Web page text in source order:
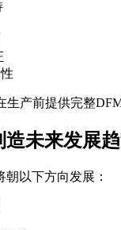
产前提供完整DFM
造未来发展
朝以下方向发展：